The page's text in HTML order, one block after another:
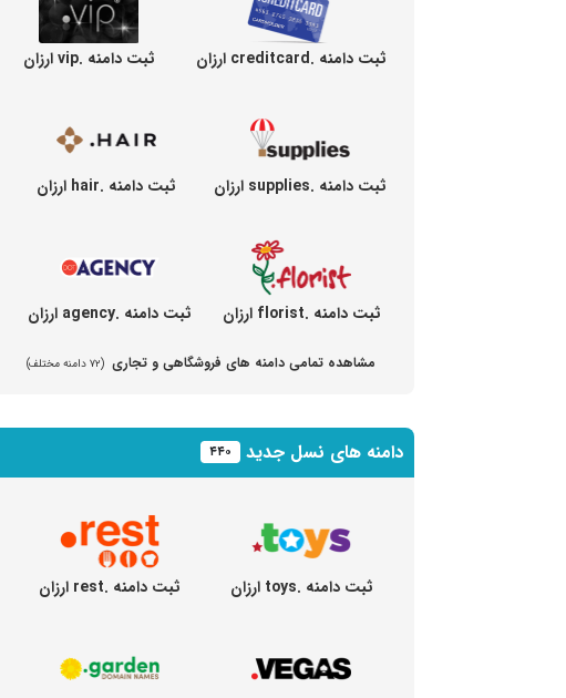
ثبت دامنه .creditcard ارزان ثبت دامنه .vip ارزان
ثبت دامنه .supplies ارزان ثبت دامنه .hair ارزان
ثبت دامنه .florist ارزان ثبت دامنه .agency ارزان
مشاهده تمامی دامنه های فروشگاهی و تجاری (۷۲ دامنه مختلف)
دامنه های نسل جدید ۴۴۰
ثبت دامنه .toys ارزان ثبت دامنه .rest ارزان